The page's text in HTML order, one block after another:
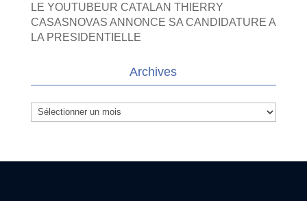
LE YOUTUBEUR CATALAN THIERRY
CASASNOVAS ANNONCE SA CANDIDATURE A
LA PRESIDENTIELLE
Archives
Archives